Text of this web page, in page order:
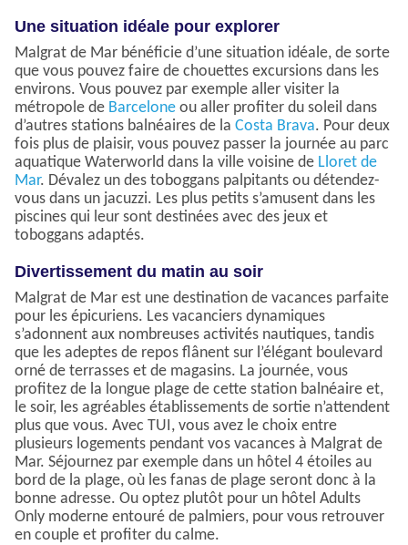
Une situation idéale pour explorer
Malgrat de Mar bénéficie d’une situation idéale, de sorte
que vous pouvez faire de chouettes excursions dans les
environs. Vous pouvez par exemple aller visiter la
métropole de Barcelone ou aller profiter du soleil dans
d’autres stations balnéaires de la Costa Brava. Pour deux
fois plus de plaisir, vous pouvez passer la journée au parc
aquatique Waterworld dans la ville voisine de Lloret de
Mar. Dévalez un des toboggans palpitants ou détendez-
vous dans un jacuzzi. Les plus petits s’amusent dans les
piscines qui leur sont destinées avec des jeux et
toboggans adaptés.
Divertissement du matin au soir
Malgrat de Mar est une destination de vacances parfaite
pour les épicuriens. Les vacanciers dynamiques
s’adonnent aux nombreuses activités nautiques, tandis
que les adeptes de repos flânent sur l’élégant boulevard
orné de terrasses et de magasins. La journée, vous
profitez de la longue plage de cette station balnéaire et,
le soir, les agréables établissements de sortie n’attendent
plus que vous. Avec TUI, vous avez le choix entre
plusieurs logements pendant vos vacances à Malgrat de
Mar. Séjournez par exemple dans un hôtel 4 étoiles au
bord de la plage, où les fanas de plage seront donc à la
bonne adresse. Ou optez plutôt pour un hôtel Adults
Only moderne entouré de palmiers, pour vous retrouver
en couple et profiter du calme.